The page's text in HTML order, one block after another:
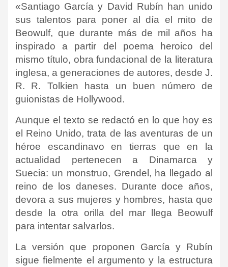
«Santiago García y David Rubín han unido
sus talentos para poner al día el mito de
Beowulf, que durante más de mil años ha
inspirado a partir del poema heroico del
mismo título, obra fundacional de la literatura
inglesa, a generaciones de autores, desde J.
R. R. Tolkien hasta un buen número de
guionistas de Hollywood.
Aunque el texto se redactó en lo que hoy es
el Reino Unido, trata de las aventuras de un
héroe escandinavo en tierras que en la
actualidad pertenecen a Dinamarca y
Suecia: un monstruo, Grendel, ha llegado al
reino de los daneses. Durante doce años,
devora a sus mujeres y hombres, hasta que
desde la otra orilla del mar llega Beowulf
para intentar salvarlos.
La versión que proponen García y Rubín
sigue fielmente el argumento y la estructura